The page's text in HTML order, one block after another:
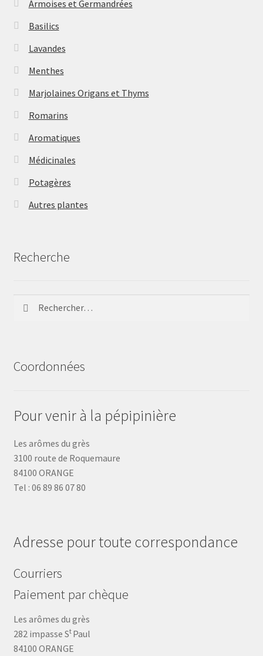
Armoises et Germandrées
Basilics
Lavandes
Menthes
Marjolaines Origans et Thyms
Romarins
Aromatiques
Médicinales
Potagères
Autres plantes
Recherche
Coordonnées
Pour venir à la pépipinière
Les arômes du grès
3100 route de Roquemaure
84100 ORANGE
Tel : 06 89 86 07 80
Adresse pour toute correspondance
Courriers
Paiement par chèque
Les arômes du grès
282 impasse St Paul
84100 ORANGE